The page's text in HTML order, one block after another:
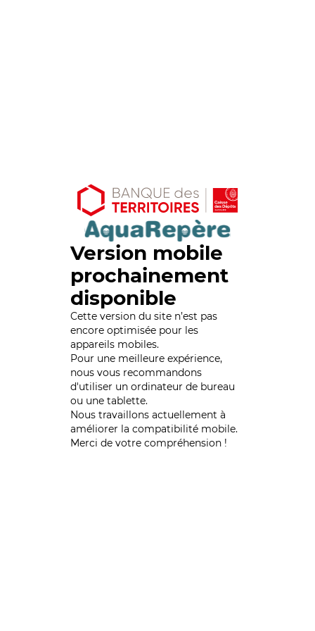
Version mobile
prochainement
disponible
Cette version du site n’est pas
encore optimisée pour les
appareils mobiles.
Pour une meilleure expérience,
nous vous recommandons
d'utiliser un ordinateur de bureau
ou une tablette.
Nous travaillons actuellement à
améliorer la compatibilité mobile.
Merci de votre compréhension !